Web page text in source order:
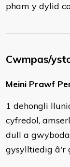
pham y dylid
Cwmpas/
Meini Prawf
1 dehongli
cyfredol,
dull a
gysylltiedig â'r